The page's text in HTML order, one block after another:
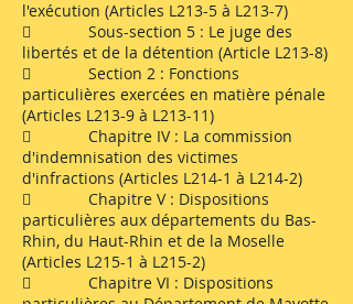
l'exécution (Articles L213-5 à L213-7)
 Sous-section 5 : Le juge des
libertés et de la détention (Article L213-8)
 Section 2 : Fonctions
particulières exercées en matière pénale
(Articles L213-9 à L213-11)
 Chapitre IV : La commission
d'indemnisation des victimes
d'infractions (Articles L214-1 à L214-2)
 Chapitre V : Dispositions
particulières aux départements du Bas-
Rhin, du Haut-Rhin et de la Moselle
(Articles L215-1 à L215-2)
 Chapitre VI : Dispositions